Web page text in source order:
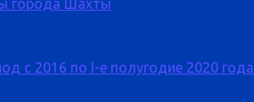
города Шахты
с 2016 по I-е полугодие 2020 года